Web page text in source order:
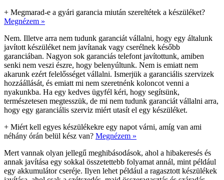
+ Megmarad-e a gyári garancia miután szereltétek a készüléket?
Megnézem »
Nem. Illetve arra nem tudunk garanciát vállalni, hogy egy általunk
javított készüléket nem javítanak vagy cserélnek később
garanciában. Nagyon sok garanciás telefont javítottunk, amiben
senki nem veszi észre, hogy belenyúltunk. Nem is emiatt nem
akarunk ezért felelősséget vállalni. Ismerjük a garanciális szervizek
hozzáállását, és emiatt mi nem szeretnénk koloncot venni a
nyakunkba. Ha egy kedves ügyfél kéri, hogy segítsünk,
természetesen megtesszük, de mi nem tudunk garanciát vállalni arra,
hogy egy garanciális szerviz miért utasít el egy készüléket.
+ Miért kell egyes készülékekre egy napot várni, amíg van ami
néhány órán belül kész van? Megnézem »
Mert vannak olyan jellegű meghibásodások, ahol a hibakeresés és
annak javítása egy sokkal összetettebb folyamat annál, mint például
egy akkumulátor cseréje. Ilyen lehet például a ragasztott készülékek